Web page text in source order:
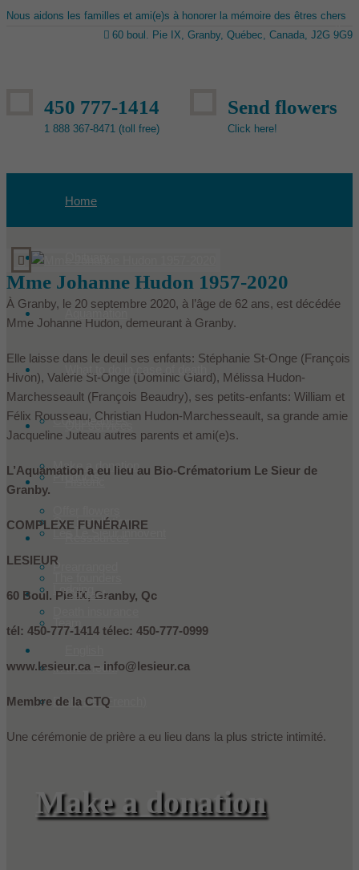
Nous aidons les familles et ami(e)s à honorer la mémoire des êtres chers
60 boul. Pie IX, Granby, Québec, Canada, J2G 9G9
450 777-1414
1 888 367-8471 (toll free)
Send flowers
Click here!
Home
Aquamation
Condoleances
Make a donation
Our services
Products
Our installations
Prearranged
Les Le Sieur innovent
Team
In the media
Lodging
Contact
Français(French
Mme Johanne Hudon 1957-2020
À Granby, le 20 septembre 2020, à l’âge de 62 ans, est décédée
Mme Johanne Hudon, demeurant à Granby.
Elle laisse dans le deuil ses enfants: Stéphanie St-Onge (François
Hivon), Valérie St-Onge (Dominic Giard), Mélissa Hudon-
Marchesseault (François Beaudry), ses petits-enfants: William et
Félix Rousseau, Christian Hudon-Marchesseault, sa grande amie
Jacqueline Juteau autres parents et ami(e)s.
L’Aquamation a eu lieu au Bio-Crématorium Le Sieur de
Granby.
COMPLEXE FUNÉRAIRE
LESIEUR
60 Boul. Pie IX, Granby, Qc
tél: 450-777-1414 télec: 450-777-0999
www.lesieur.ca – info@lesieur.ca
Membre de la CTQ
Une cérémonie de prière a eu lieu dans la plus stricte intimité.
Make a donation